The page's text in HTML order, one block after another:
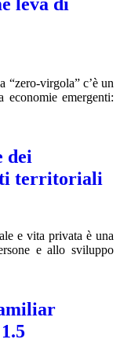
“zero-virgola” c’è un
economie emergenti:
dei
territoriali
e vita privata è una
e allo sviluppo